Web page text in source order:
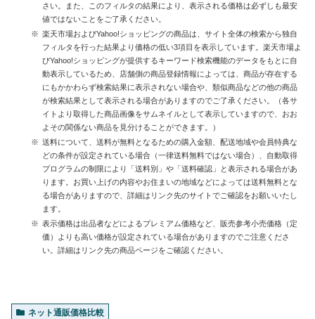
さい。また、このフィルタの結果により、表示される価格は必ずしも最安
値ではないことをご了承ください。
楽天市場およびYahoo!ショッピングの商品は、サイト全体の検索から独自
フィルタを行った結果より価格の低い3項目を表示しています。楽天市場よ
びYahoo!ショッピングが提供するキーワード検索機能のデータをもとに自
動表示しているため、店舗側の商品登録情報によっては、商品が存在する
にもかかわらず検索結果に表示されない場合や、類似商品などの他の商品
が検索結果として表示される場合がありますのでご了承ください。（各サ
イトより取得した商品画像をサムネイルとして表示していますので、おお
よその関係ない商品を見分けることができます。）
送料について、送料が無料となるための購入金額、配送地域や会員特典な
どの条件が設定されている場合（一律送料無料ではない場合）、自動取得
プログラムの制限により「送料別」や「送料確認」と表示される場合があ
ります。お買い上げの内容やお住まいの地域などによっては送料無料とな
る場合がありますので、詳細はリンク先のサイトでご確認をお願いいたし
ます。
表示価格は出品者などによるプレミアム価格など、販売参考小売価格（定
価）よりも高い価格が設定されている場合がありますのでご注意くださ
い。詳細はリンク先の商品ページをご確認ください。
ネット通販価格比較